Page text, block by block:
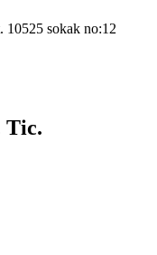
10525 sokak no:12
Tic.